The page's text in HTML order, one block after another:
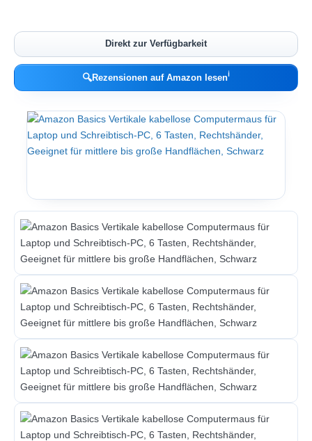
Direkt zur Verfügbarkeit
🔍Rezensionen auf Amazon lesenℹ︎